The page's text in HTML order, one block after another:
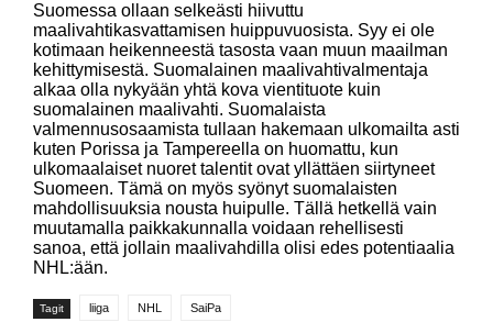
Suomessa ollaan selkeästi hiivuttu
maalivahtikasvattamisen huippuvuosista. Syy ei ole
kotimaan heikenneestä tasosta vaan muun maailman
kehittymisestä. Suomalainen maalivahtivalmentaja
alkaa olla nykyään yhtä kova vientituote kuin
suomalainen maalivahti. Suomalaista
valmennusosaamista tullaan hakemaan ulkomailta asti
kuten Porissa ja Tampereella on huomattu, kun
ulkomaalaiset nuoret talentit ovat yllättäen siirtyneet
Suomeen. Tämä on myös syönyt suomalaisten
mahdollisuuksia nousta huipulle. Tällä hetkellä vain
muutamalla paikkakunnalla voidaan rehellisesti
sanoa, että jollain maalivahdilla olisi edes potentiaalia
NHL:ään.
Tagit liiga NHL SaiPa